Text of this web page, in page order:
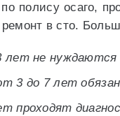
полису осаго,
ремонт в сто.
не нуждаются
3 до 7 лет
проходят